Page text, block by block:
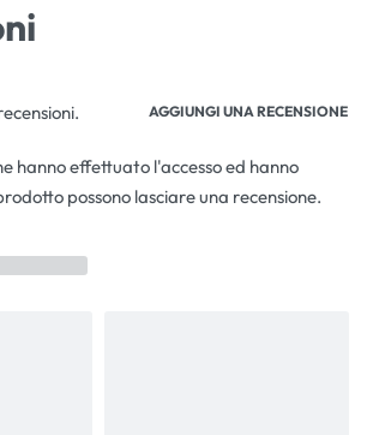
AGGIUNGI UNA RECENSIONE
hanno effettuato l'accesso ed hanno
possono lasciare una recensione.